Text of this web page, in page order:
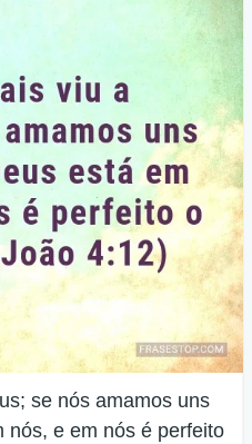
se nós amamos uns
nós, e em nós é perfeito